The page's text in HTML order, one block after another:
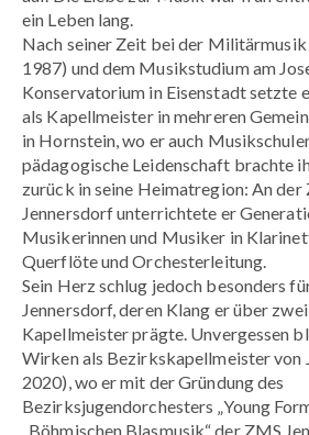
ein Leben lang.
Nach seiner Zeit bei der
1987) und dem Musikstudium am
Konservatorium in Eisenstadt setzte
als Kapellmeister in mehreren
in Hornstein, wo er auch
pädagogische Leidenschaft brachte
zurück in seine Heimatregion: An
Jennersdorf unterrichtete er
Musikerinnen und Musiker in
Querflöte und Orchesterleitung.
Sein Herz schlug jedoch besonders
Jennersdorf, deren Klang er über
Kapellmeister prägte. Unvergessen
Wirken als Bezirkskapellmeister von
2020), wo er mit der Gründung des
Bezirksjugendorchesters „Young
„Böhmischen Blasmusik“ der ZMS